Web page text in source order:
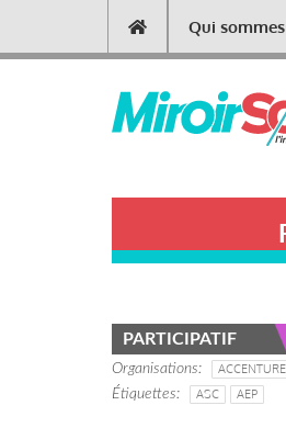
contenu
Main
navigation
Qui
PARTICIPATIF
Organisations
ACCENTURE
Étiquettes
ASC AEP